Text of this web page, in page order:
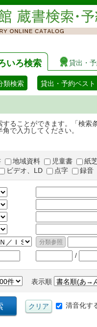
いろ検索 貸出・
類検索 貸出・予約ベスト
ることができます。「検
で入力してください。
地域資料 児童書
紙
ビデオ、LD 点字 録音
/
表示順
清音化す